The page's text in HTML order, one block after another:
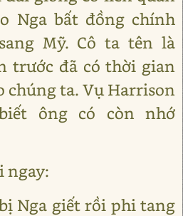
Nga bất đồng chính
Mỹ. Cô ta tên là
trước đã có thời gian
chúng ta. Vụ Harrison
ông có còn nhớ
ngay:
Nga giết rồi phi tang